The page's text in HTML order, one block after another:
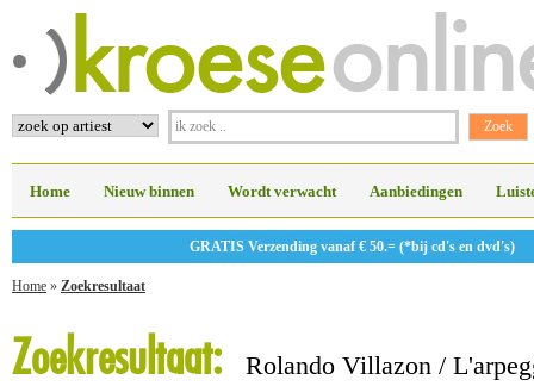
Home Nieuw binnen Wordt verwacht Aanbiedingen
GRATIS Verzending vanaf € 50.= (*bij cd's en dvd's)
Home » Zoekresultaat
Zoekresultaat: Rolando Villazon /